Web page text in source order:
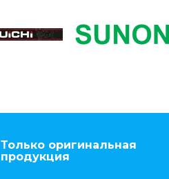
Только оригинальная
продукция